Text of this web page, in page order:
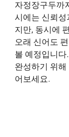
자정장구두까
시에는 신뢰
지만, 동시에
오래 신어도
볼 예정입니
완성하기 위
어보세요.